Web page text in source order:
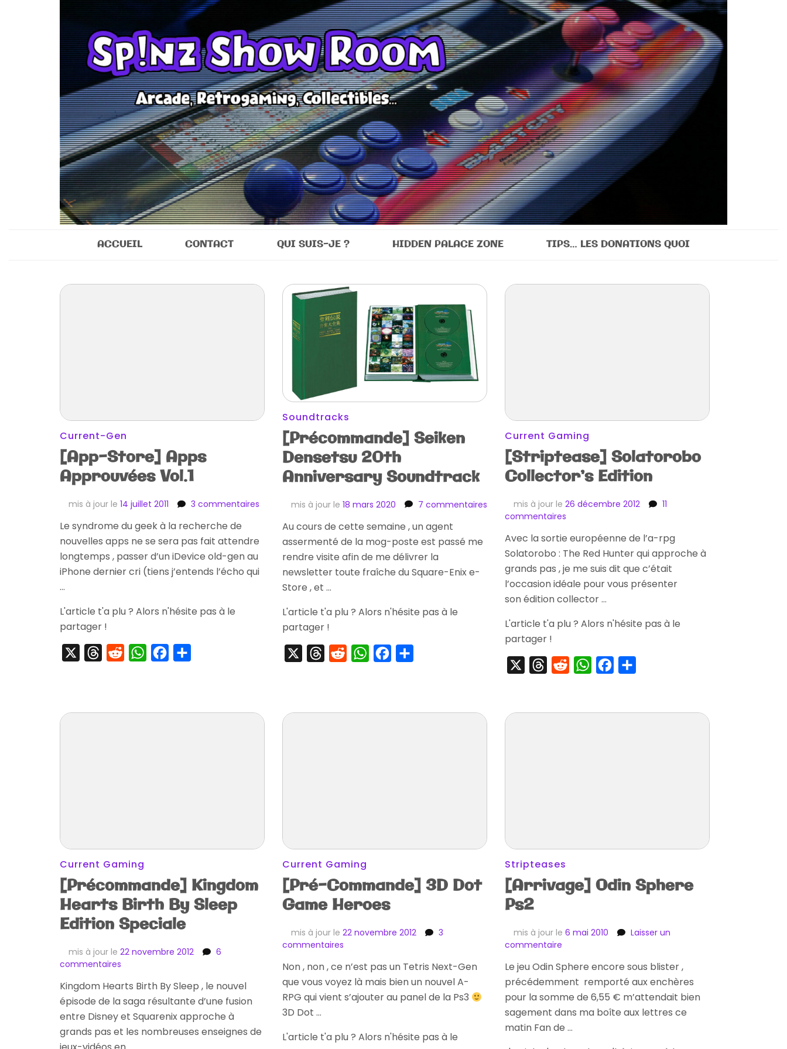
Sp!nz Show Room
ACCUEIL CONTACT QUI SUIS-JE ? HIDDEN PALACE ZONE TIPS… LES DONATIONS QUOI
Current-Gen
[App-Store] Apps
Approuvées Vol.1
mis à jour le 14 juillet 2011 3 commentaires
Store]
Approuvées
Le syndrome du geek à la recherche de
nouvelles apps ne se sera pas fait attendre
longtemps , passer d’un iDevice old-gen au
iPhone dernier cri (tiens j’entends l’écho qui
…
L'article t'a plu ? Alors n'hésite pas à le
partager !
ThreadsRedditWhatsAppFacebook
Soundtracks
[Précommande] Seiken
Densetsu 20th
Anniversary Soundtrack
mis à jour le 18 mars 2020 7 commentairessur
[Précommande]
Densetsu
20th
Anniversary
Soundtrack
Au cours de cette semaine , un agent
assermenté de la mog-poste est passé me
rendre visite afin de me délivrer la
newsletter toute fraîche du Square-Enix e-
Store , et …
L'article t'a plu ? Alors n'hésite pas à le
partager !
ThreadsRedditWhatsAppFacebook
Current Gaming
[Striptease] Solatorobo
Collector’s Edition
mis à jour le 26 décembre 2012
11
commentairessur
Solatorobo
Collector’s
Edition
Avec la sortie européenne de l’a-rpg
Solatorobo : The Red Hunter qui approche à
grands pas , je me suis dit que c’était
l’occasion idéale pour vous présenter
son édition collector …
L'article t'a plu ? Alors n'hésite pas à le
partager !
ThreadsRedditWhatsAppFacebook
Current Gaming
[Précommande] Kingdom
Hearts Birth By Sleep
Edition Speciale
mis à jour le 22 novembre 2012
6
commentaires
Kingdom
Hearts
Birth
By
Sleep
Kingdom Hearts Birth By Sleep , le nouvel
épisode de la saga résultante d’une fusion
entre Disney et Squaren ix approche à
grands pas et les nombreuses enseignes de
Current Gaming
[Pré-Commande] 3D Dot
Game Heroes
mis à jour le 22 novembre 2012
3
commentairessur
Commande]
3D
Dot
Game
Non , non , ce n’est pas un Tetris Next-Gen
que vous voyez là mais bien un nouvel A-
RPG qui vient s’ajouter au panel de la Ps3
3D Dot …
L'article t'a plu ? Alors n'hésite pas à le
Stripteases
[Arrivage] Odin Sphere
Ps2
mis à jour le 6 mai 2010
Laisser un
commentairesur
Odin
Sphere
Ps2
Le jeu Odin Sphere encore sous blister ,
précédemment remporté aux enchères
pour la somme de 6,55 € m’attendait bien
sagement dans ma boîte aux lettres ce
matin Fan de …